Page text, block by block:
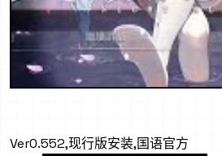
Ver0.552,现行版安装,国语官方